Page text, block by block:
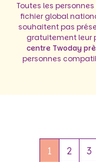
Toutes les
fichier global
souhaitent pas
gratuitement leur
centre Twoday
personnes
1 2 3